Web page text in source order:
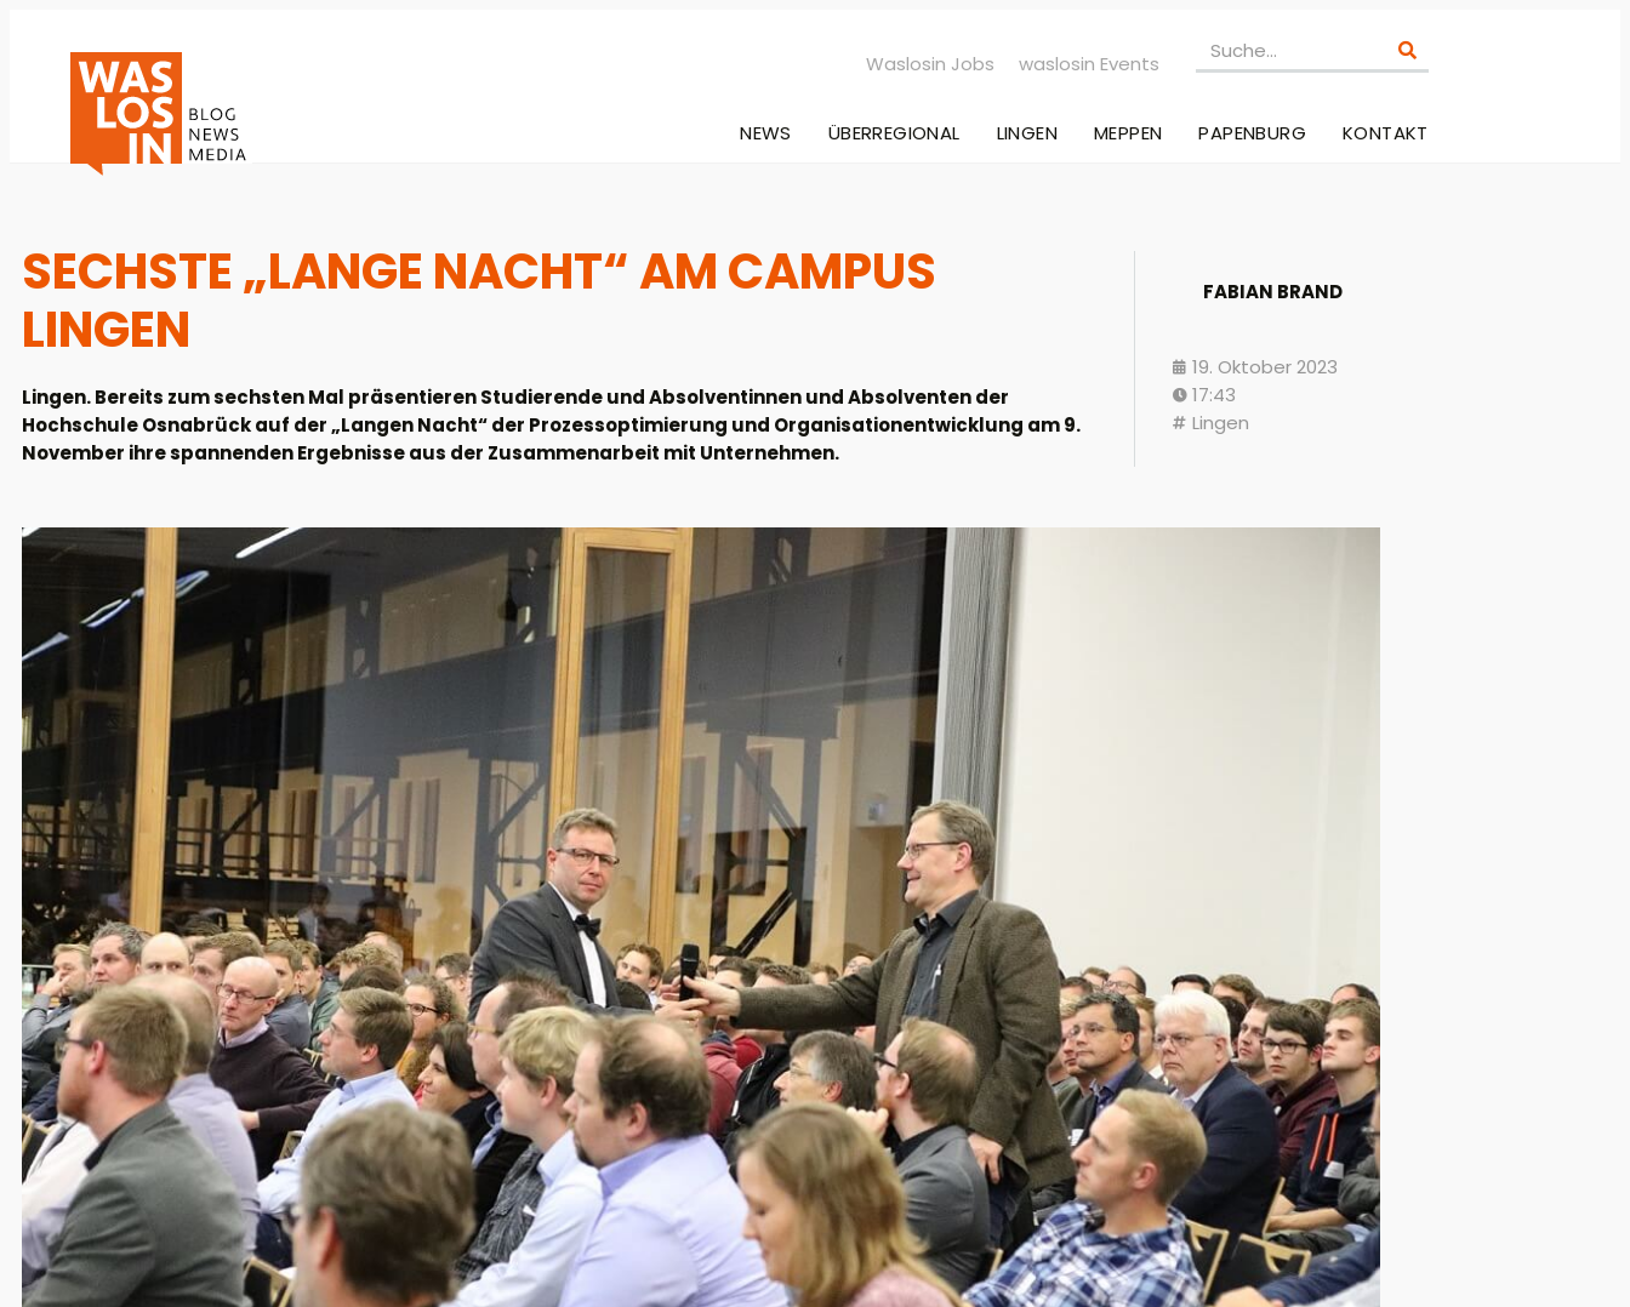
Waslosin Jobs waslosin Events
NEWS ÜBERREGIONAL LINGEN MEPPEN PAPENBURG KONTAKT
SECHSTE „LANGE NACHT“ AM CAMPUS
LINGEN
Lingen. Bereits zum sechsten Mal präsentieren Studierende und Absolventinnen und Absolventen der
Hochschule Osnabrück auf der „Langen Nacht“ der Prozessoptimierung und Organisationentwicklung am 9.
November ihre spannenden Ergebnisse aus der Zusammenarbeit mit Unternehmen.
FABIAN BRAND
19. Oktober 2023
17:43
Lingen